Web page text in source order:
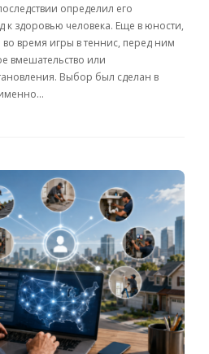
определил его
здоровью человека. Еще в юности,
время игры в теннис, перед ним
вмешательство или
Выбор был сделан в